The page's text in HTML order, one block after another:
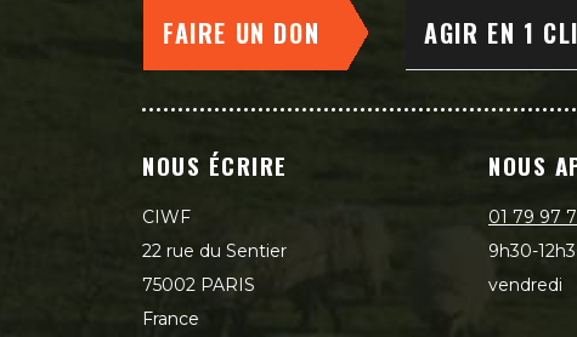
FAIRE UN DON AGIR EN 1
NOUS ÉCRIRE
CIWF
22 rue du Sentier
75002 PARIS
France
NOUS
01 79 97
9h30-
vendredi